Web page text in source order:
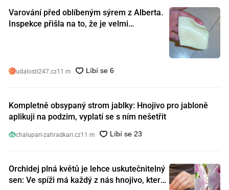
Varování před oblíbeným sýrem z Alberta.
Inspekce přišla na to, že je velmi
udalosti247.cz11 m
Kompletně obsypaný strom jablky: Hnojivo pro jabloně
aplikuji na podzim, vyplatí se s ním nešetřit
chalupari-zahradkari.cz11 m
Orchidej plná květů je lehce uskutečnitelný
sen: Ve spíži má každý z nás hnojivo, které